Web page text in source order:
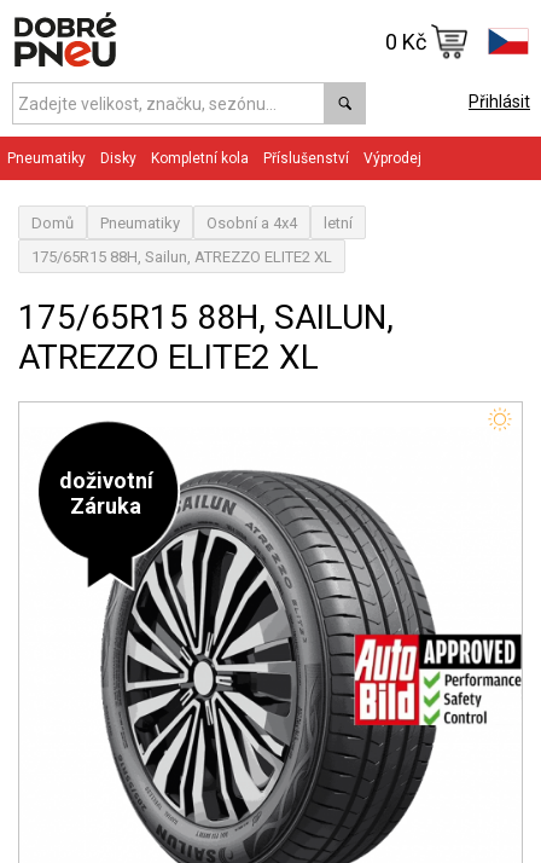
Přihlásit
0 Kč
Pneumatiky Disky Kompletní kola Příslušenství Výprodej
Domů Pneumatiky Osobní a 4x4
letní
175/65R15 88H, Sailun, ATREZZO ELITE2 XL
175/65R15 88H, SAILUN,
ATREZZO ELITE2 XL
doživotní
Záruka